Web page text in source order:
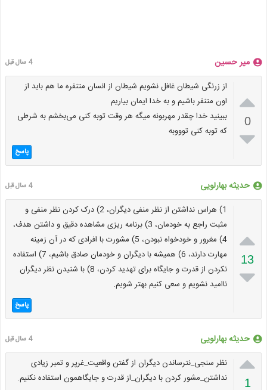
میر حسین 4 سال قبل

0

از زرنگی شیطان غافل نشویم شیطان از انسان متنفره ما هم باید از
اون متنفر باشیم و به خدا ایمان بیاریم
ببینید خدا چقدر مهربونه میگه هر وقت توبه کنی می‌بخشم به شرطی
که توبه کنی توووبه
پاسخ
حدیثه بهارلویی 4 سال قبل

13

1) هراس نداشتن از نظر منفی دیگران، 2) درک کردن نظر منفی و
مثبت راجع به خودمان، 3) برنامه ریزی مشاهده دقیق و داشتن هدف،
4) مغرور و خودخواه نبودن، 5) مشورت با افرادی که در آن زمینه
مهارت دارند، 6) همیشه با دیگران و خودمان صادق باشیم، 7) استفاده
نکردن از قدرت و جایگاه برای تهدید کردن، 8) با شنیدن نظر دیگران
ناامید نشویم و سعی کنیم بهتر شویم.
پاسخ
حدیثه بهارلویی 4 سال قبل

1
نظر سنجی_نترساندن دیگران از گفتن واقعیت_غرپر و تمبر زیادی
نداشتن_مشور کردن با دیگران_از قدرت و جایگاهمون استفاده نکنیم.